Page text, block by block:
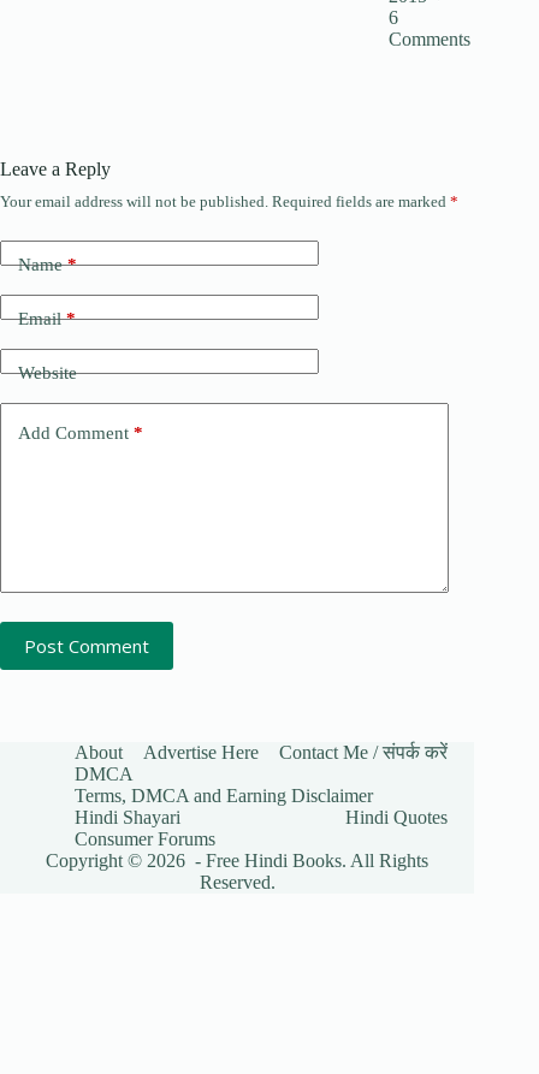
6
Comments
Leave a Reply
Your email address will not be published. Required fields are marked *
Name*
Email*
Website
Add Comment *
Post Comment
About Advertise Here
Contact Me / संपर्क करें
DMCA
Terms, DMCA and Earning Disclaimer
Hindi Shayari
Hindi Quotes
Consumer Forums
Copyright © 2026 - Free Hindi Books. All Rights
Reserved.